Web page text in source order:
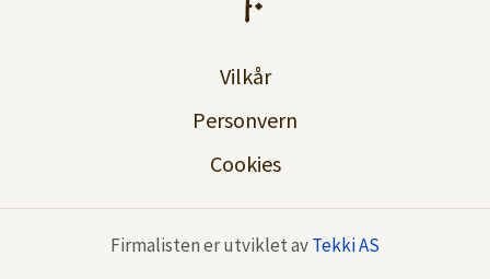
Vilkår
Personvern
Cookies
Firmalisten er utviklet avTekki AS